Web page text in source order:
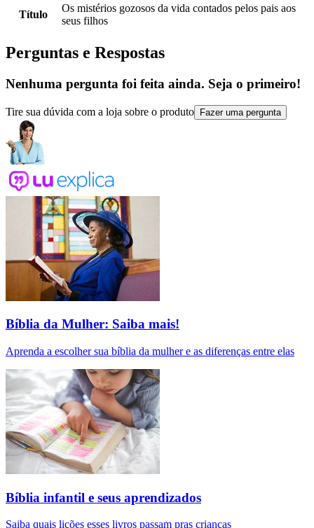
Título
Os mistérios gozosos da vida contados pelos pais aos
seus filhos
Perguntas e Respostas
Nenhuma pergunta foi feita ainda. Seja o primeiro!
Tire sua dúvida com a loja sobre o produto Fazer uma pergunta
Bíblia da Mulher: Saiba mais!
Aprenda a escolher sua bíblia da mulher e as diferenças entre elas
Bíblia infantil e seus aprendizados
Saiba quais lições esses livros passam pras crianças